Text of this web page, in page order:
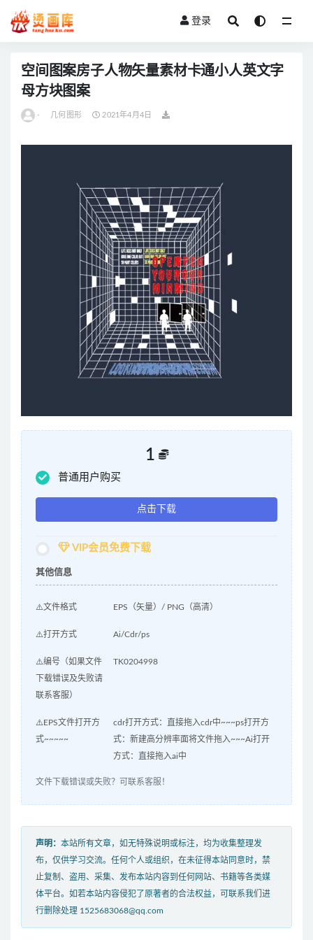
登录
空间图案房子人物矢量素材卡通小人英文字
母方块图案
- 几何图形 2021年4月4日
1
普通用户购买
点击下载
VIP会员免费下载
其他信息
⚠️文件格式 EPS（矢量）/ PNG（高清）
⚠️打开方式 Ai/Cdr/ps
⚠️编号（如果文件
下载错误及失败请
联系客服）
TK0204998
⚠️EPS文件打开方
式~~~~~
cdr打开方式：直接拖入cdr中~~~ps打开方
式：新建高分辨率面将文件拖入~~~Ai打开
方式：直接拖入ai中
文件下载错误或失败？可联系客服！
声明： 本站所有文章，如无特殊说明或标注，均为收集整理发
布，仅供学习交流。任何个人或组织，在未征得本站同意时，禁
止复制、盗用、采集、发布本站内容到任何网站、书籍等各类媒
体平台。如若本站内容侵犯了原著者的合法权益，可联系我们进
行删除处理 1525683068@qq.com